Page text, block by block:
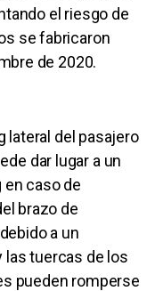
el riesgo de
se fabricaron
de 2020.
lateral del pasajero
dar lugar a un
caso de
brazo de
a un
tuercas de los
pueden romperse